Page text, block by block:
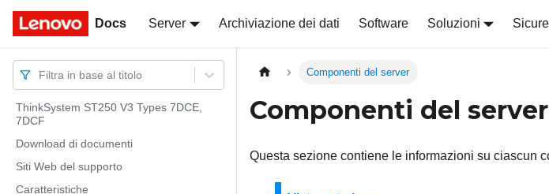
Docs Server Archiviazione dei dati Software Soluzioni
Docs
Filtra in base al titolo
ThinkSystem ST250 V3 Types 7DCE,
7DCF
Download di documenti
Siti Web del supporto
Caratteristiche
Componenti del server
Componenti del server
Questa sezione contiene le informazioni su ciascun